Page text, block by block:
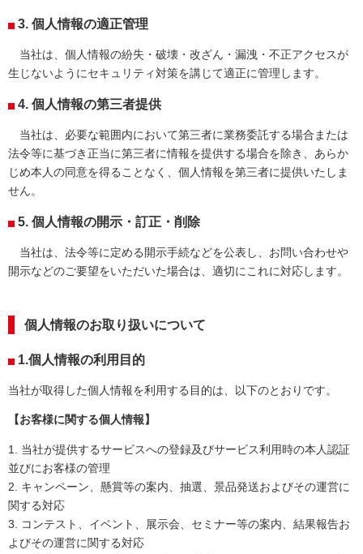
3. 個人情報の適正管理
当社は、個人情報の紛失・破壊・改ざん・漏洩・不正アクセスが
生じないようにセキュリティ対策を講じて適正に管理します。
4. 個人情報の第三者提供
当社は、必要な範囲内において第三者に業務委託する場合または
法令等に基づき正当に第三者に情報を提供する場合を除き、あらか
じめ本人の同意を得ることなく、個人情報を第三者に提供いたしま
せん。
5. 個人情報の開示・訂正・削除
当社は、法令等に定める開示手続などを公表し、お問い合わせや
開示などのご要望をいただいた場合は、適切にこれに対応します。
個人情報のお取り扱いについて
1.個人情報の利用目的
当社が取得した個人情報を利用する目的は、以下のとおりです。
【お客様に関する個人情報】
1.
当社が提供するサービスへの登録及びサービス利用時の本人認証
並びにお客様の管理
2.
キャンペーン、懸賞等の案内、抽選、景品発送およびその運営に
関する対応
3.
コンテスト、イベント、展示会、セミナー等の案内、結果報告お
よびその運営に関する対応